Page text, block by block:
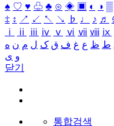
♠ ♡ ♥ ♧ ♣ ⊙ ◈ ▣ ◐ ◑ ▒
‡ ↕ ↗ ↙ ↖ ↘ ♭ ♩ ♪ ♬
ⅰ
ⅱ ⅲ ⅳ ⅴ ⅵ ⅶ ⅷ ⅸ
ط ظ ع غ ف ق ک ل م ن ه
و ی
닫기
통합검색